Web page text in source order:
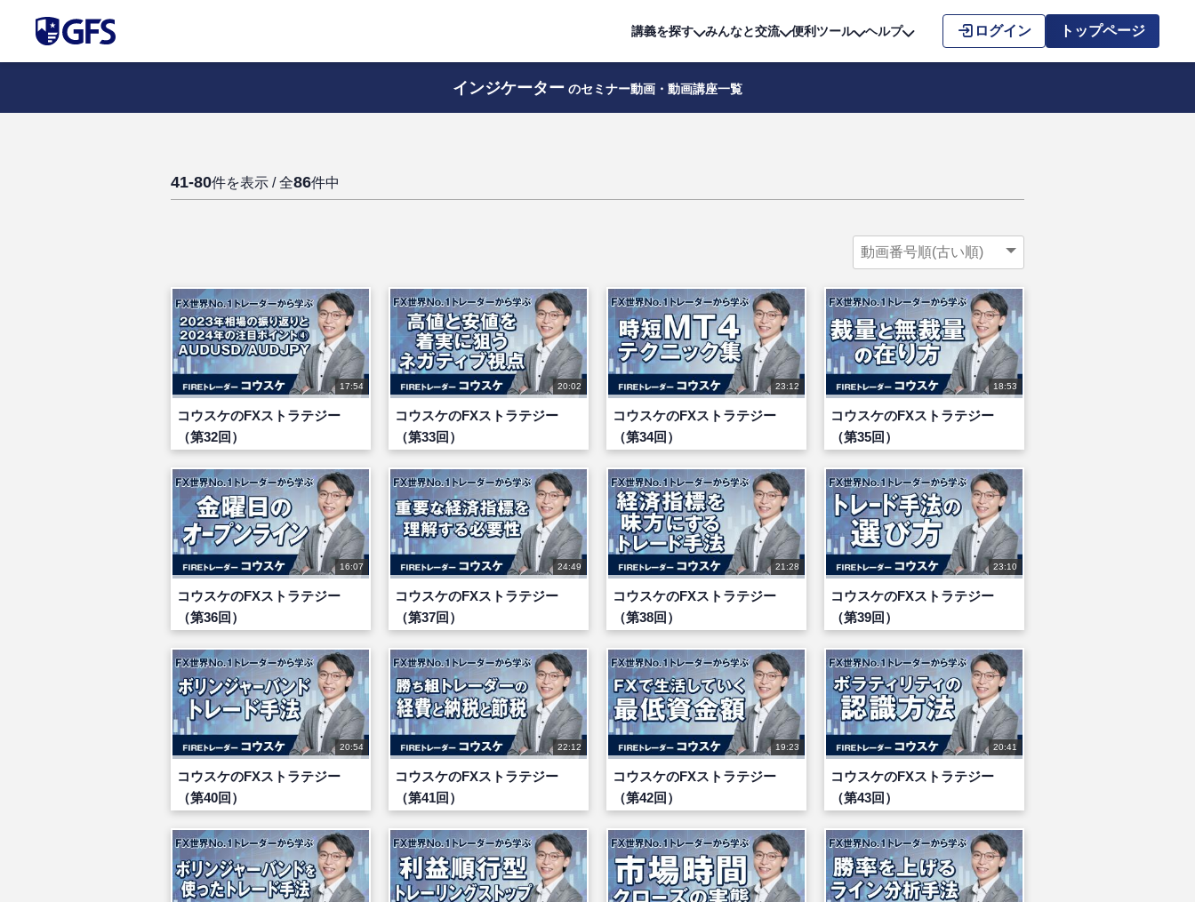
講義を探す みんなと交流 便利ツール ヘルプ ログイン トップページ
インジケーター のセミナー動画・動画講座一覧
41-80件を表示 / 全86件中
17:54
コウスケのFXストラテジー
（第32回）
20:02
コウスケのFXストラテジー
（第33回）
23:12
コウスケのFXストラテジー
（第34回）
18:53
コウスケのFXストラテジー
（第35回）
16:07
コウスケのFXストラテジー
（第36回）
24:49
コウスケのFXストラテジー
（第37回）
21:28
コウスケのFXストラテジー
（第38回）
23:10
コウスケのFXストラテジー
（第39回）
20:54
コウスケのFXストラテジー
（第40回）
22:12
コウスケのFXストラテジー
（第41回）
19:23
コウスケのFXストラテジー
（第42回）
20:41
コウスケのFXストラテジー
（第43回）